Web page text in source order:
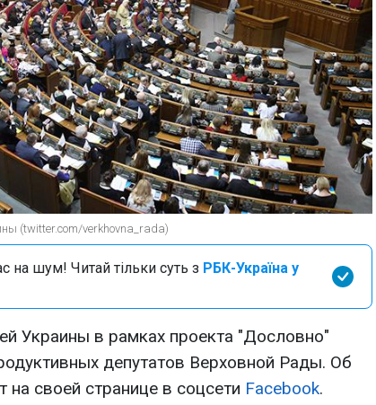
(twitter.com/verkhovna_rada)
на шум! Читай тільки суть з РБК-Україна у
Украины в рамках проекта "Дословно"
депутатов Верховной Рады. Об
своей странице в соцсети Facebook.